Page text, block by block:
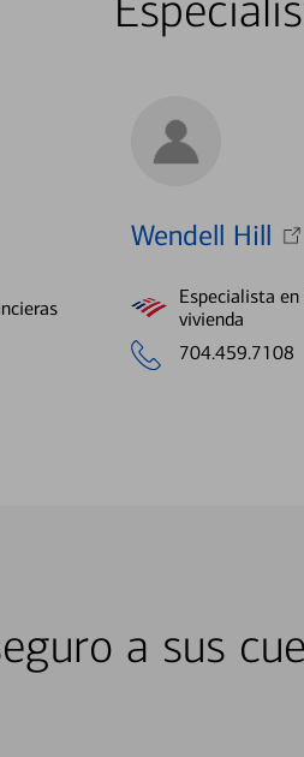
Wendell Hill
Especialista
vivienda
704.459.7108
a sus